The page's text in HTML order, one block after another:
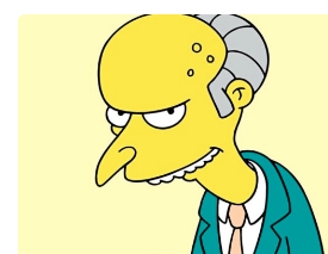
Sex a vztahy
Sledujte prima+